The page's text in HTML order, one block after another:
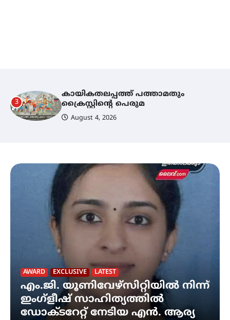
3
കായികതലപ്പത്ത് പത്താമതും
ക്രൈസ്റ്റിന്റെ പെരുമ
August 4, 2026
AWARD EXCLUSIVE LATEST
എം.ജി. യൂണിവേഴ്‌സിറ്റിയിൽ നിന്ന്
ഇംഗ്ളീഷ് സാഹിത്യത്തിൽ
ഡോക്ടറേറ്റ് നേടിയ എൻ. ആര്യ